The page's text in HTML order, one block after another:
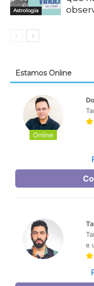
Astrologia
Estamos Online